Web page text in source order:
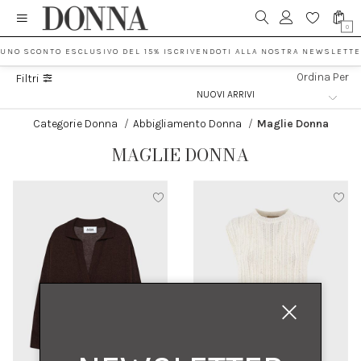
0
SCONTO ESCLUSIVO DEL 15% ISCRIVENDOTI ALLA NOSTRA
Filtri Ordina Per
Categorie Donna / Abbigliamento Donna / Maglie Donna
MAGLIE DONNA